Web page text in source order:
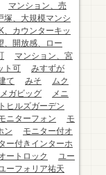
マンション、売
塚、大規模マンシ
、カウンターキッ
、開放感、ロー
マンション、宮
ト可
みすずが
て みそ
ムク
メガビッグ
メニ
ヒルズガーデン
ニターフォン
モ
ン
モニター付オ
ー付きインターホ
ートロック
ユー
ーフォリア祐天